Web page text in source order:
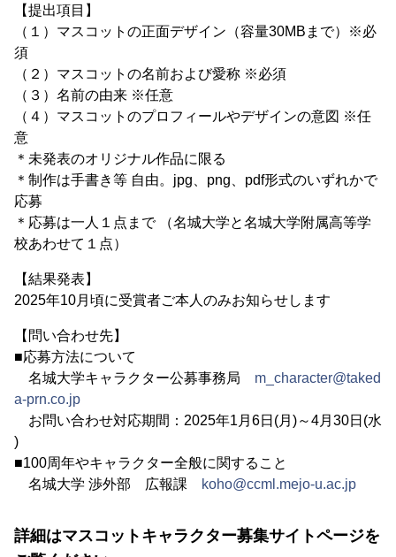
【提出項目】
（１）マスコットの正面デザイン（容量30MBまで）※必
須
（２）マスコットの名前および愛称 ※必須
（３）名前の由来 ※任意
（４）マスコットのプロフィールやデザインの意図 ※任
意
＊未発表のオリジナル作品に限る
＊制作は手書き等 自由。jpg、png、pdf形式のいずれかで
応募
＊応募は一人１点まで （名城大学と名城大学附属高等学
校あわせて１点）
【結果発表】
2025年10月頃に受賞者ご本人のみお知らせします
【問い合わせ先】
■応募方法について
名城大学キャラクター公募事務局 m_character@taked
a-prn.co.jp
お問い合わせ対応期間：2025年1月6日(月)～4月30日(水
)
■100周年やキャラクター全般に関すること
名城大学 渉外部 広報課
koho@ccml.mejo-u.ac.jp
詳細はマスコットキャラクター募集サイトページを